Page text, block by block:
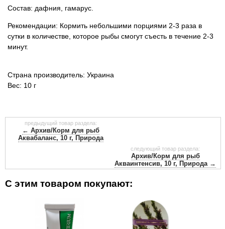
Состав: дафния, гамарус.
Рекомендации: Кормить небольшими порциями 2-3 раза в
сутки в количестве, которое рыбы смогут съесть в течение 2-3
минут.
Страна производитель: Украина
Вес: 10 г
предыдущий товар раздела:
← Архив/Корм для рыб
Аквабаланс, 10 г, Природа
следующий товар раздела:
Архив/Корм для рыб
Акваинтенсив, 10 г, Природа →
С этим товаром покупают:
Архив / Снято с производства